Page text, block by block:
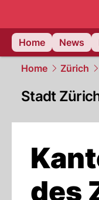
Home
News
Home Zürich
Stadt
des